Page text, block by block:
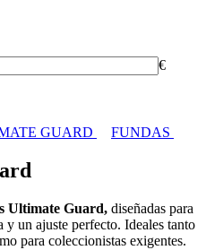
€
GUARD FUNDAS
Ultimate Guard,diseñadas para
un ajuste perfecto. Ideales tanto
para coleccionistas exigentes.